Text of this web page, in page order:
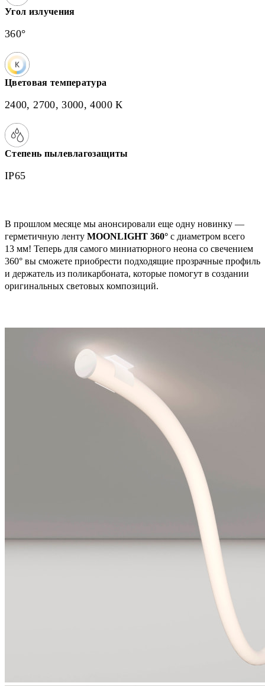
Угол излучения
360°
Цветовая температура
2400, 2700, 3000, 4000 К
Степень пылевлагозащиты
IP65
В прошлом месяце мы анонсировали еще одну новинку —
герметичную ленту MOОNLIGHT 360° с диаметром всего
13 мм! Теперь для самого миниатюрного неона со свечением
360° вы сможете приобрести подходящие прозрачные профиль
и держатель из поликарбоната, которые помогут в создании
оригинальных световых композиций.